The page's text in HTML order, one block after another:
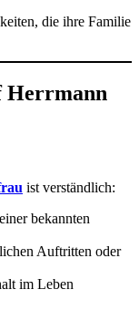
die ihre Familie
Herrmann
ist verständlich:
bekannten
Auftritten oder
im Leben